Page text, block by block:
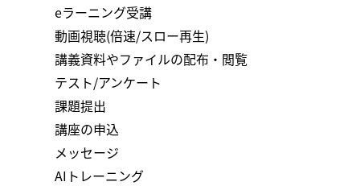
eラーニング受講
動画視聴(倍速/スロー再生)
講義資料やファイルの配布・閲覧
テスト/アンケート
課題提出
講座の申込
メッセージ
​AIトレーニング